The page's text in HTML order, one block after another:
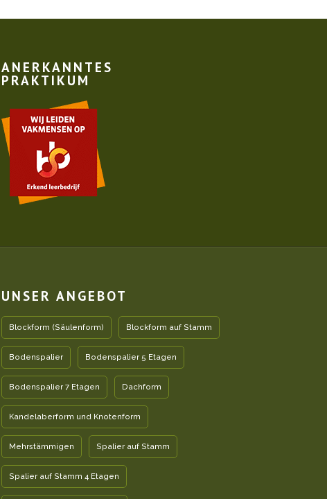
ANERKANNTES
PRAKTIKUM
UNSER ANGEBOT
Blockform (Säulenform) Blockform auf Stamm
Bodenspalier Bodenspalier 5 Etagen
Bodenspalier 7 Etagen Dachform
Kandelaberform und Knotenform
Mehrstämmigen Spalier auf Stamm
Spalier auf Stamm 4 Etagen